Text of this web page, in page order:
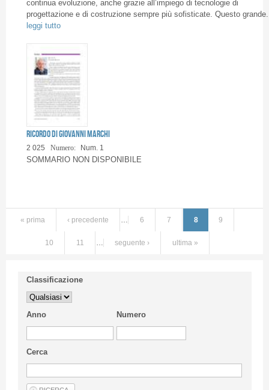
continua evoluzione, anche grazie all’impiego di tecnologie di
progettazione e di costruzione sempre più sofisticate. Questo
leggi tutto
Ricordo di Giovanni Marchi
2 025 Numero: Num. 1
SOMMARIO NON DISPONIBILE
« prima ‹ precedente … 6 7 8 9
10 11 … seguente › ultima »
Classificazione
Anno Numero
Cerca